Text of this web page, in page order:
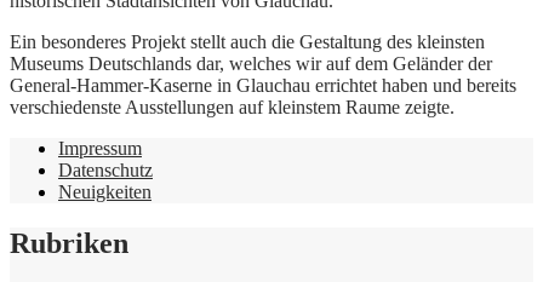
Ein besonderes Projekt stellt auch die Gestaltung des kleinsten
Museums Deutschlands dar, welches wir auf dem Geländer der
General-Hammer-Kaserne in Glauchau errichtet haben und bereits
verschiedenste Ausstellungen auf kleinstem Raume zeigte.
Impressum
Datenschutz
Neuigkeiten
Rubriken